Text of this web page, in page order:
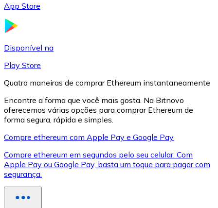
XRP
XRP
App Store
Disponível na
Play Store
Quatro maneiras de comprar Ethereum instantaneamente
Encontre a forma que você mais gosta. Na Bitnovo
oferecemos várias opções para comprar Ethereum de
forma segura, rápida e simples.
Compre ethereum com Apple Pay e Google Pay
Compre ethereum em segundos pelo seu celular. Com
Apple Pay ou Google Pay, basta um toque para pagar com
segurança.